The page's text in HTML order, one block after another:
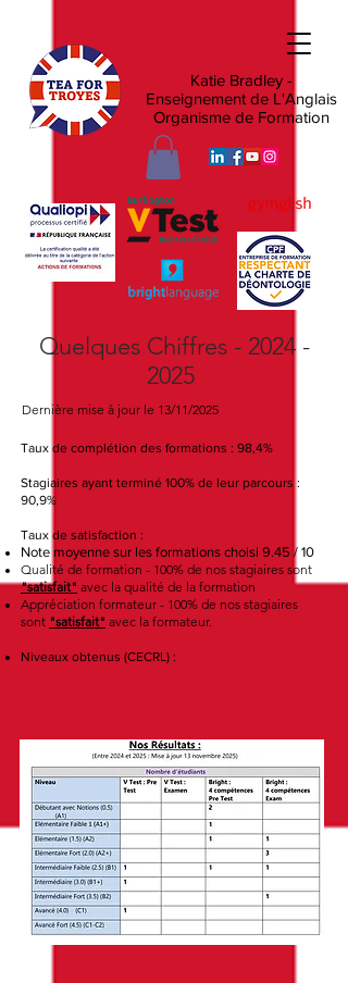
Katie Bradley -
Enseignement de L'Anglais
Organisme de Formation
Quelques Chiffres - 2024 -
2025
Dernière mise à jour le 13/11/2025
Taux de complétion des formations : 98,4%
Stagiaires ayant terminé 100% de leur parcours :
90,9%
Taux de satisfaction :
Note moyenne sur les formations choisi 9.45 / 10
Qualité de formation - 100% de nos stagiaires sont
"satisfait" avec la qualité de la formation
Appréciation formateur - 100% de nos stagiaires
sont "satisfait" avec la formateur.
Niveaux obtenus (CECRL) :